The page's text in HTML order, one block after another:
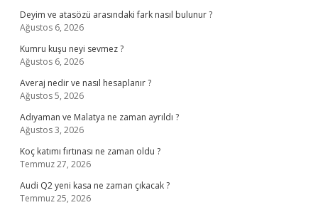
Deyim ve atasözü arasındaki fark nasıl bulunur ?
Ağustos 6, 2026
Kumru kuşu neyi sevmez ?
Ağustos 6, 2026
Averaj nedir ve nasıl hesaplanır ?
Ağustos 5, 2026
Adıyaman ve Malatya ne zaman ayrıldı ?
Ağustos 3, 2026
Koç katımı fırtınası ne zaman oldu ?
Temmuz 27, 2026
Audi Q2 yeni kasa ne zaman çıkacak ?
Temmuz 25, 2026